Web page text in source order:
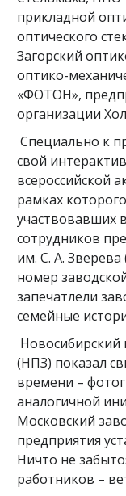
прикладной
оптического
Загорский
оптико-
«ФОТОН»,
организации
Специально к
свой
всероссийской
рамках
участвовавших
сотрудников
им. С. А.
номер
запечатлели
семейные
Новосибирский
(НПЗ) показал
времени –
аналогичной
Московский
предприятия
Ничто не
работников –